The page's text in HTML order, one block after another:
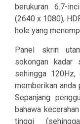
berukuran 6.7-
(2640 x 1080),
hole yang
Panel skrin
sokongan kadar
sehingga
memberikan anda
Sepanjang
bahawa
tinggi